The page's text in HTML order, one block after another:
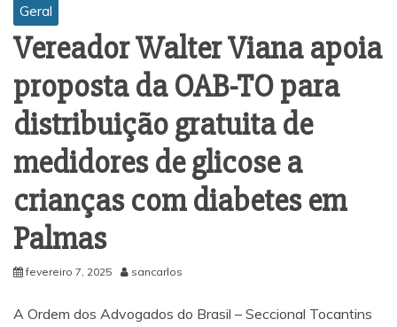
Geral
Vereador Walter Viana apoia
proposta da OAB-TO para
distribuição gratuita de
medidores de glicose a
crianças com diabetes em
Palmas
fevereiro 7, 2025 sancarlos
A Ordem dos Advogados do Brasil – Seccional Tocantins